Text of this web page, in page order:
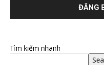
Tìm kiếm nhanh